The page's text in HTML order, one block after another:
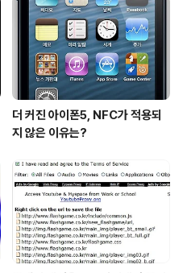
더 커진 아이폰5, NFC가 적용되
지 않은 이유는?